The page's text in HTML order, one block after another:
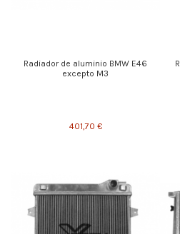
Radiador de aluminio BMW E46
excepto M3
401,70 €